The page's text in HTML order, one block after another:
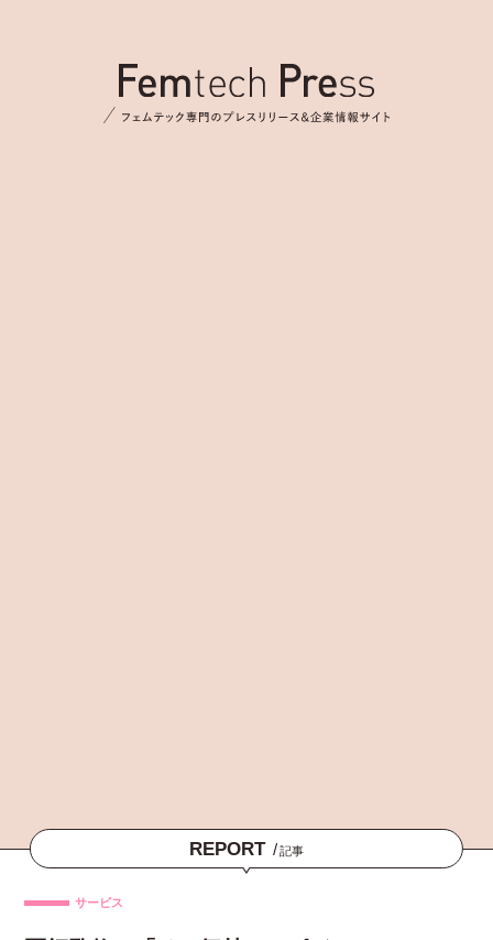
REPORT /記事
サービス